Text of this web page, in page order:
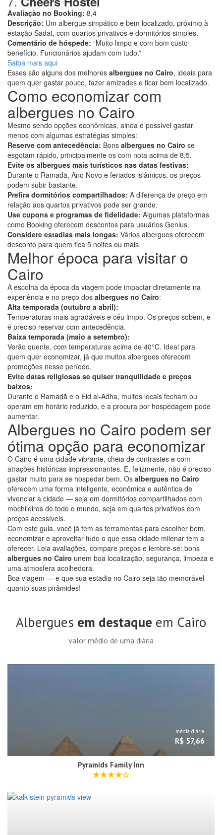
Avaliação no Booking: 8,4
Descrição: Um albergue simpático e bem localizado, próximo à
estação Sadat, com quartos privativos e dormitórios simples.
Comentário de hóspede: “Muito limpo e com bom custo-
benefício. Funcionários ajudam com tudo.”
Saiba mais aqui
Esses são alguns dos melhores albergues no Cairo, ideais para
quem quer gastar pouco, fazer amizades e ficar bem localizado.
Como economizar com
albergues no Cairo
Mesmo sendo opções econômicas, ainda é possível gastar
menos com algumas estratégias simples:
Reserve com antecedência: Bons albergues no Cairo se
esgotam rápido, principalmente os com nota acima de 8,5.
Evite os albergues mais turísticos nas datas festivas:
Durante o Ramadã, Ano Novo e feriados islâmicos, os preços
podem subir bastante.
Prefira dormitórios compartilhados: A diferença de preço em
relação aos quartos privativos pode ser grande.
Use cupons e programas de fidelidade: Algumas plataformas
como Booking oferecem descontos para usuários Genius.
Considere estadias mais longas: Vários albergues oferecem
desconto para quem fica 5 noites ou mais.
Melhor época para visitar o
Cairo
A escolha da época da viagem pode impactar diretamente na
experiência e no preço dos albergues no Cairo:
Alta temporada (outubro a abril):
Temperaturas mais agradáveis e céu limpo. Os preços sobem, e
é preciso reservar com antecedência.
Baixa temporada (maio a setembro):
Verão quente, com temperaturas acima de 40°C. Ideal para
quem quer economizar, já que muitos albergues oferecem
promoções nesse período.
Evite datas religiosas se quiser tranquilidade e preços
baixos:
Durante o Ramadã e o Eid al-Adha, muitos locais fecham ou
operam em horário reduzido, e a procura por hospedagem pode
aumentar.
Albergues no Cairo podem ser
ótima opção para economizar
O Cairo é uma cidade vibrante, cheia de contrastes e com
atrações históricas impressionantes. E, felizmente, não é preciso
gastar muito para se hospedar bem. Os albergues no Cairo
oferecem uma forma inteligente, econômica e autêntica de
vivenciar a cidade — seja em dormitórios compartilhados com
mochileiros de todo o mundo, seja em quartos privativos com
preços acessíveis.
Com este guia, você já tem as ferramentas para escolher bem,
economizar e aproveitar tudo o que essa cidade milenar tem a
oferecer. Leia avaliações, compare preços e lembre-se: bons
albergues no Cairo unem boa localização, segurança, limpeza e
uma atmosfera acolhedora.
Boa viagem — e que sua estadia no Cairo seja tão memorável
quanto suas pirâmides!
Albergues em destaque em Cairo
valor médio de uma diária
média diária
R$ 57,66
Pyramids Family Inn